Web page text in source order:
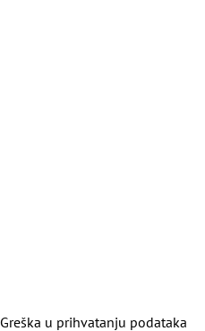
Greška u prihvatanju podataka